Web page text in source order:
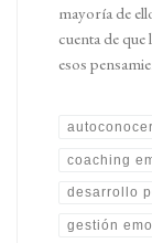
mayoría de
cuenta de
esos
coaching
desarrollo
gestión